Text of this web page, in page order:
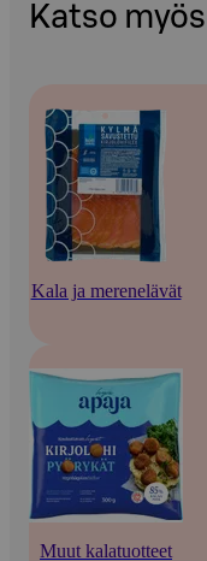
Katso myös
Kala ja merenelävät
Muut kalatuotteet